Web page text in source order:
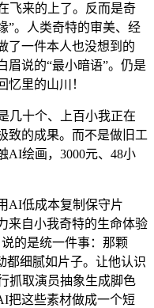
飞来的上了。反而是奇
”。人类奇特的审美、经
了一件本人也没想到的
眉说的“最小暗语”。仍是
忆里的山川！
十个、上百小我正在
致的成果。而不是做旧工
AI绘画，3000元、48小
低成本复制保守片
来自小我奇特的生命体验
的是统一件事：那颗
都细腻如片子。让他认识
抓取演员抽象生成脚色
把这些素材做成一个短